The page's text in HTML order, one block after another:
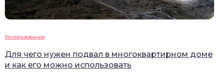
Использование
Для чего нужен подвал в многоквартирном доме
и как его можно использовать